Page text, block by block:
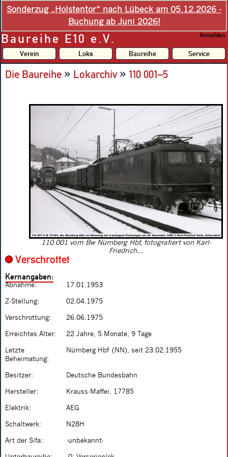
Sonderzug „Holstentor“ nach Lübeck am 05.12.2026 -
Buchung ab Juni 2026!
Baureihe E10 e.V. Anmelden
Verein Loks Baureihe Service
Die Baureihe » Lokarchiv» 110 001–5
110 001 vom Bw Nürnberg Hbf, fotografiert von Karl-
Friedrich...
Verschrottet
Kernangaben:
Abnahme: 17.01.1953
Z-Stellung: 02.04.1975
Verschrottung: 26.06.1975
Erreichtes Alter: 22 Jahre, 5 Monate, 9 Tage
Letzte
Beheimatung:
Nürnberg Hbf (NN), seit 23.02.1955
Besitzer: Deutsche Bundesbahn
Hersteller: Krauss-Maffei, 17785
Elektrik: AEG
Schaltwerk: N28H
Art der Sifa: -unbekannt-